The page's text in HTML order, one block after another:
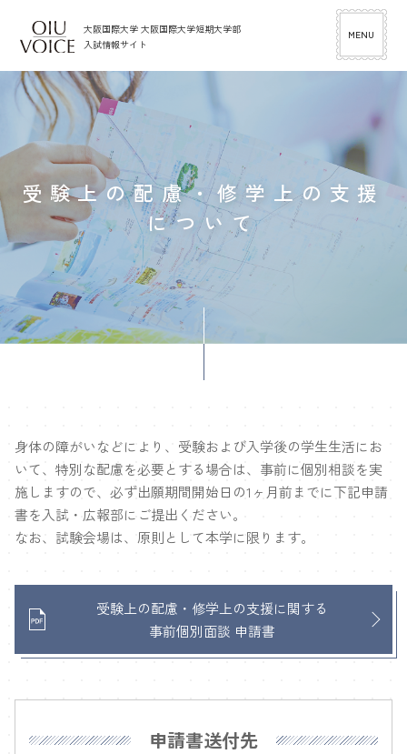
大阪国際大学 大阪国際大学短期大学部
入試情報サイト
MENU
イベント
資料請求
外国人留学生
入試情報
メールでのお問い合わせ
nyushi@oiu.jp
受験上の配慮・修学上の支援
について
身体の障がいなどにより、受験および入学後の学生生活にお
いて、特別な配慮を必要とする場合は、事前に個別相談を実
施しますので、必ず出願期間開始日の1ヶ月前までに下記申請
書を入試・広報部にご提出ください。
なお、試験会場は、原則として本学に限ります。
受験上の配慮・修学上の支援に関する
事前個別面談 申請書
申請書送付先